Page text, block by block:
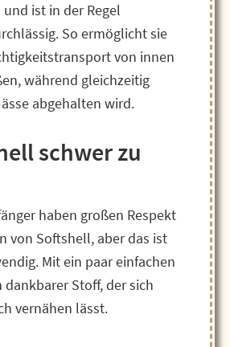
ist in der Regel
So ermöglicht sie
von innen
während gleichzeitig
abgehalten wird.
schwer zu
haben großen Respekt
von Softshell, aber das ist
Mit ein paar einfachen
dankbarer Stoff, der sich
vernähen lässt.